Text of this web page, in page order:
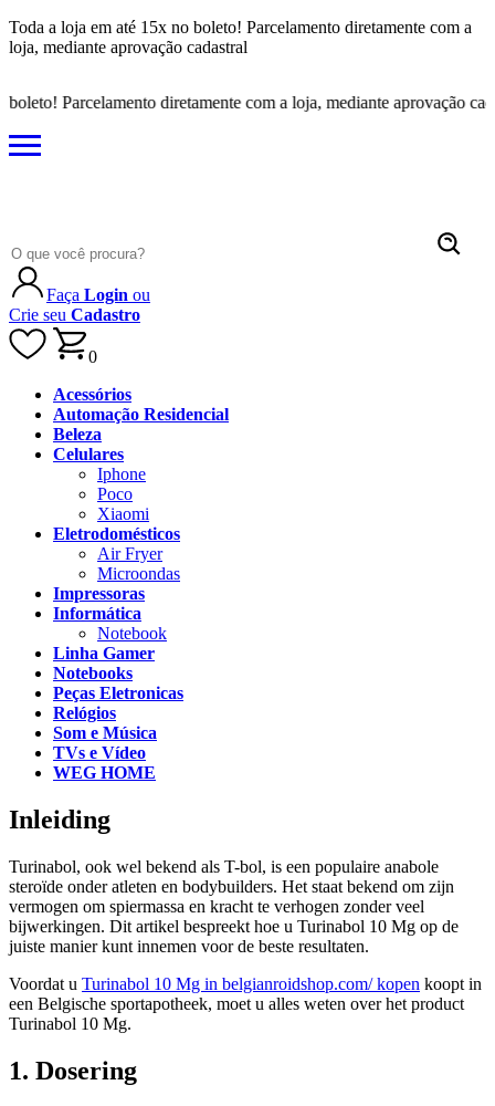
Toda a loja em até 15x no boleto! Parcelamento diretamente com a
loja, mediante aprovação cadastral
Parcelamento diretamente com a loja, mediante aprovação
Faça Login ou
Crie seu Cadastro
0
Acessórios
Automação Residencial
Beleza
Celulares
Iphone
Poco
Xiaomi
Eletrodomésticos
Air Fryer
Microondas
Impressoras
Informática
Notebook
Linha Gamer
Notebooks
Peças Eletronicas
Relógios
Som e Música
TVs e Vídeo
WEG HOME
Inleiding
Turinabol, ook wel bekend als T-bol, is een populaire anabole
steroïde onder atleten en bodybuilders. Het staat bekend om zijn
vermogen om spiermassa en kracht te verhogen zonder veel
bijwerkingen. Dit artikel bespreekt hoe u Turinabol 10 Mg op de
juiste manier kunt innemen voor de beste resultaten.
Voordat u Turinabol 10 Mg in belgianroidshop.com/ kopen koopt in
een Belgische sportapotheek, moet u alles weten over het product
Turinabol 10 Mg.
1. Dosering